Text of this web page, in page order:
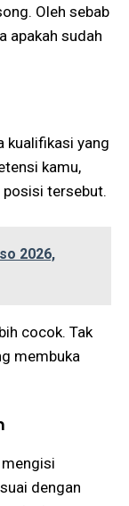
Oleh sebab
apakah sudah
kualifikasi yang
kamu,
posisi tersebut.
2026,
cocok. Tak
membuka
dengan